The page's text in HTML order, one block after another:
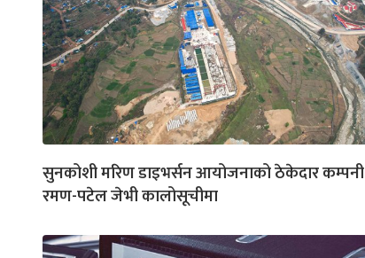
सुनकोशी मरिण डाइभर्सन आयोजनाको ठेकेदार कम्पनी
रमण-पटेल जेभी कालोसूचीमा